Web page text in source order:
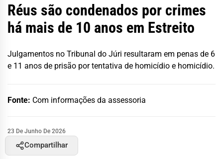
Réus são condenados por crimes
há mais de 10 anos em Estreito
Julgamentos no Tribunal do Júri resultaram em penas de 6
e 11 anos de prisão por tentativa de homicídio e homicídio.
Fonte: Com informações da assessoria
23 De Junho De 2026
Compartilhar